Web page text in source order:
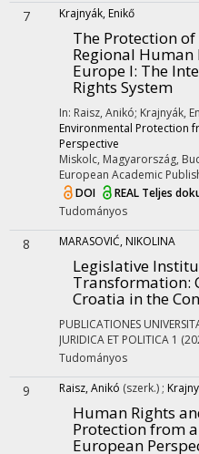
7 Krajnyák, Enikő
The Protection
Regional Human
Europe I: The
Rights System
In: Raisz, Anikó; Krajnyák,
Environmental Protection
Perspective
Miskolc, Magyarország,
European Academic
DOI
REAL Teljes
Tudományos
8 MARASOVIĆ, NIKOLINA
Legislative
Transformation:
Croatia in the
PUBLICATIONES
JURIDICA ET POLITICA 1
Tudományos
9 Raisz, Anikó (szerk.) ;
Human Rights
Protection from
European